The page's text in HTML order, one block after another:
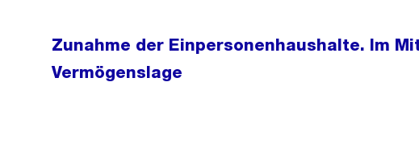
Zunahme der Einpersonenhaushalte. Im
Vermögenslage